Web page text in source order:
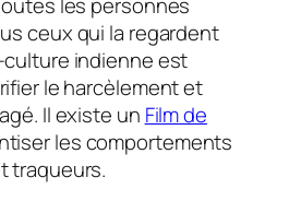
ceux qui la regardent
indienne est
le harcèlement et
Il existe un Film de
les comportements
traqueurs.